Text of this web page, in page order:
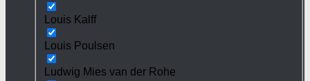
Louis Kalff
Louis Poulsen
Ludwig Mies van der Rohe